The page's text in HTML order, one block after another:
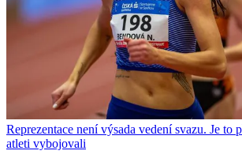
Reprezentace není výsada vedení svazu. Je to
atleti vybojovali